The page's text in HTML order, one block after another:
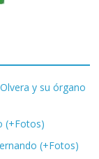
y su órgano
(+Fotos)
(+Fotos)